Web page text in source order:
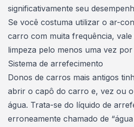
significativamente seu
Se você costuma utilizar o ar-
carro com muita frequência,
limpeza pelo menos uma vez
Sistema de arrefecimento
Donos de carros mais antigos
abrir o capô do carro e, vez ou
água. Trata-se do líquido de
erroneamente chamado de